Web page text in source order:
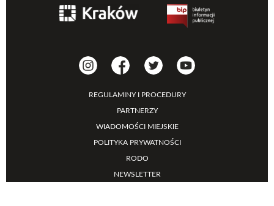
REGULAMINY I PROCEDURY
PARTNERZY
WIADOMOŚCI MIEJSKIE
POLITYKA PRYWATNOŚCI
RODO
NEWSLETTER